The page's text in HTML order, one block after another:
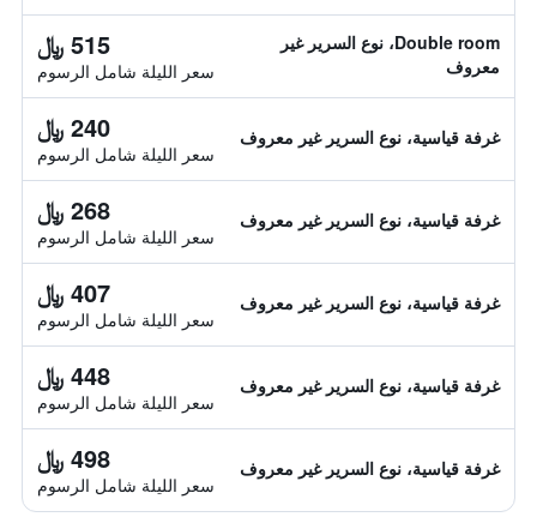
Double room، نوع السرير غير
معروف
515 ﷼
سعر الليلة شامل الرسوم
غرفة قياسية، نوع السرير غير معروف 240 ﷼
سعر الليلة شامل الرسوم
غرفة قياسية، نوع السرير غير معروف 268 ﷼
سعر الليلة شامل الرسوم
غرفة قياسية، نوع السرير غير معروف 407 ﷼
سعر الليلة شامل الرسوم
غرفة قياسية، نوع السرير غير معروف 448 ﷼
سعر الليلة شامل الرسوم
غرفة قياسية، نوع السرير غير معروف 498 ﷼
سعر الليلة شامل الرسوم